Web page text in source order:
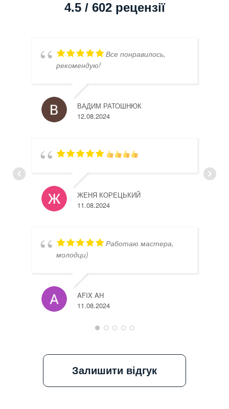
4.5 / 602 рецензії
Все понравилось,
рекомендую!
ВАДИМ РАТОШНЮК
12.08.2024
ЖЕНЯ КОРЕЦЬКИЙ
11.08.2024
Работаю мастера,
молодци)
AFIX AH
11.08.2024
Залишити відгук